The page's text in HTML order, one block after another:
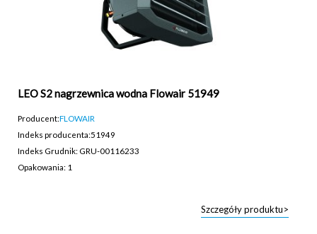
LEO S2 nagrzewnica wodna Flowair 51949
Producent:FLOWAIR
Indeks producenta:51949
Indeks Grudnik: GRU-00116233
Opakowania: 1
Szczegóły produktu>